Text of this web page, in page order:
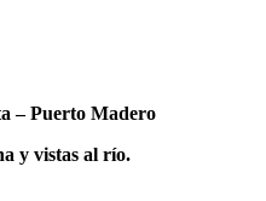
– Puerto Madero
y vistas al río.